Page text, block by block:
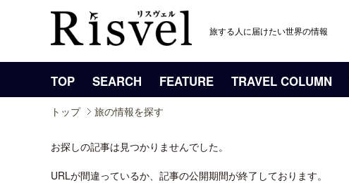
旅する人に届けたい世界の情報
TOP SEARCH FEATURE TRAVEL COLUMN
トップ 旅の情報を探す
お探しの記事は見つかりませんでした。
URLが間違っているか、記事の公開期間が終了しております。